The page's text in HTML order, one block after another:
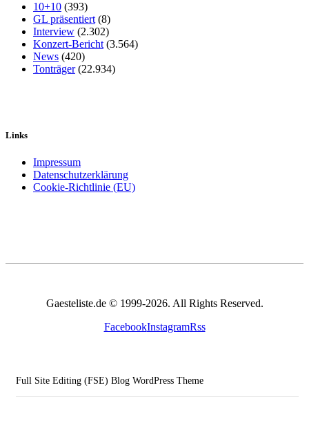
10+10 (393)
GL präsentiert (8)
Interview (2.302)
Konzert-Bericht (3.564)
News (420)
Tonträger(22.934)
Links
Impressum
Datenschutzerklärung
Cookie-Richtlinie (EU)
Gaesteliste.de © 1999-2026. All Rights Reserved.
FacebookInstagramRss
Full Site Editing (FSE) Blog WordPress Theme